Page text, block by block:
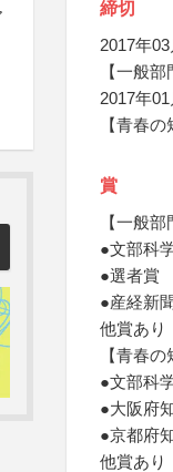
締切
2017年
【一般
2017年01
【青春
賞
【一般部
●文部科
●選者賞
●産経新
他賞あり
【青春の
●文部科
●大阪府
●京都府
他賞あり